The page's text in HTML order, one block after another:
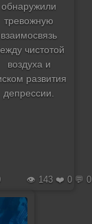
обнаружили
тревожную
взаимосвязь
чистотой
воздуха и
развития
депрессии.
👁️ 143 ❤️ 0 💬 0